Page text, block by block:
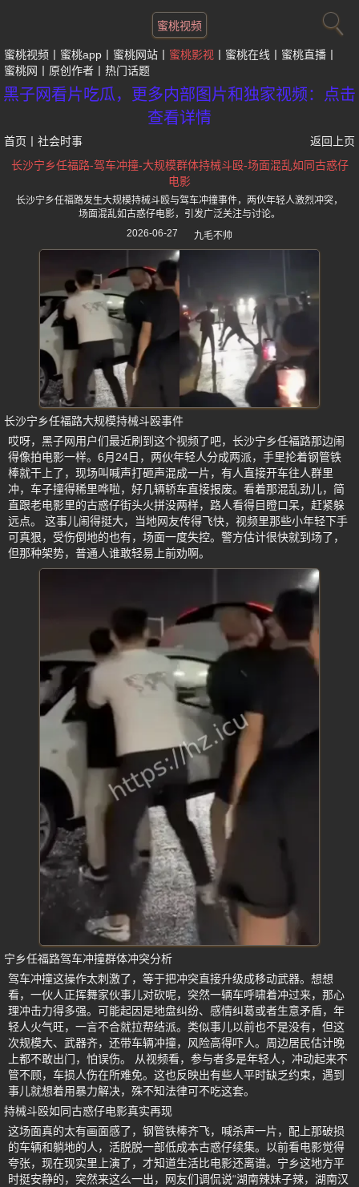
蜜桃视频
蜜桃视频 蜜桃app 蜜桃网站 蜜桃影视 蜜桃在线
蜜桃直播
蜜桃网
原创作者 热门话题
黑子网看片吃瓜，更多内部图片和独家视频：点击
查看详情
首页 社会时事
返回上页
长沙宁乡任福路-驾车冲撞-大规模群体持械斗殴-场面混乱如同古惑仔
电影
长沙宁乡任福路发生大规模持械斗殴与驾车冲撞事件，两伙年轻人激烈冲突，
场面混乱如古惑仔电影，引发广泛关注与讨论。
2026-06-27
九毛不帅
长沙宁乡任福路大规模持械斗殴事件
哎呀，黑子网用户们最近刷到这个视频了吧，长沙宁乡任福路那边闹
得像拍电影一样。6月24日，两伙年轻人分成两派，手里抡着钢管铁
棒就干上了，现场叫喊声打砸声混成一片，有人直接开车往人群里
冲，车子撞得稀里哗啦，好几辆轿车直接报废。看着那混乱劲儿，简
直跟老电影里的古惑仔街头火拼没两样，路人看得目瞪口呆，赶紧躲
远点。 这事儿闹得挺大，当地网友传得飞快，视频里那些小年轻下手
可真狠，受伤倒地的也有，场面一度失控。警方估计很快就到场了，
但那种架势，普通人谁敢轻易上前劝啊。
宁乡任福路驾车冲撞群体冲突分析
驾车冲撞这操作太刺激了，等于把冲突直接升级成移动武器。想想
看，一伙人正挥舞家伙事儿对砍呢，突然一辆车呼啸着冲过来，那心
理冲击力得多强。可能起因是地盘纠纷、感情纠葛或者生意矛盾，年
轻人火气旺，一言不合就拉帮结派。类似事儿以前也不是没有，但这
次规模大、武器齐，还带车辆冲撞，风险高得吓人。周边居民估计晚
上都不敢出门，怕误伤。 从视频看，参与者多是年轻人，冲动起来不
管不顾，车损人伤在所难免。这也反映出有些人平时缺乏约束，遇到
事儿就想着用暴力解决，殊不知法律可不吃这套。
持械斗殴如同古惑仔电影真实再现
这场面真的太有画面感了，钢管铁棒齐飞，喊杀声一片，配上那破损
的车辆和躺地的人，活脱脱一部低成本古惑仔续集。以前看电影觉得
夸张，现在现实里上演了，才知道生活比电影还离谱。宁乡这地方平
时挺安静的，突然来这么一出，网友们调侃说“湖南辣妹子辣，湖南汉